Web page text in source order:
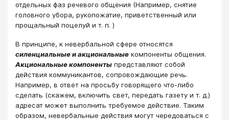
отдельных фаз речевого общения (Например, снятие
головного убора, рукопожатие, приветственный или
прощальный поцелуй и т. п. )
В принципе, к невербальной сфере относятся
силенциальные и акциональные компоненты общения.
Акциональные компоненты представляют собой
действия коммуникантов, сопровождающие речь.
Например, в ответ на просьбу говорящего что-либо
сделать (скажем, включить свет, передать газету и т. д.)
адресат может выполнить требуемое действие. Таким
образом, невербальные действия могут чередоваться с